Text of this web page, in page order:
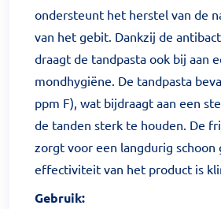
ondersteunt het herstel van de
van het gebit. Dankzij de
draagt de tandpasta ook bij aan
mondhygiëne. De tandpasta
ppm F), wat bijdraagt aan een
de tanden sterk te houden. De
zorgt voor een langdurig schoon
effectiviteit van het product is
Gebruik: